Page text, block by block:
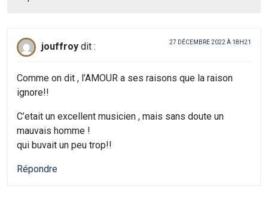
jouffroy dit : 27 DÉCEMBRE 2022 À 18H21
Comme on dit , l’AMOUR a ses raisons que la raison
ignore!!
C’etait un excellent musicien , mais sans doute un
mauvais homme !
qui buvait un peu trop!!
Répondre